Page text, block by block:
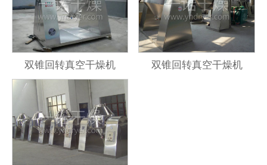
双锥回转真空干燥机 双锥回转真空干燥机